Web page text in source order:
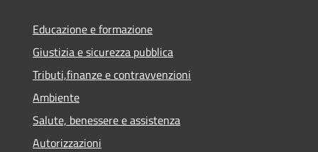
Educazione e formazione
Giustizia e sicurezza pubblica
Tributi,finanze e contravvenzioni
Ambiente
Salute, benessere e assistenza
Autorizzazioni